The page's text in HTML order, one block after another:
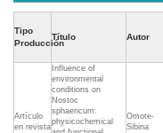
Tipo
Producción
Título Autor
Artículo
en revista
Influence of
environmental
conditions on
Nostoc
sphaericum:
physicochemical
Omote-
Sibina